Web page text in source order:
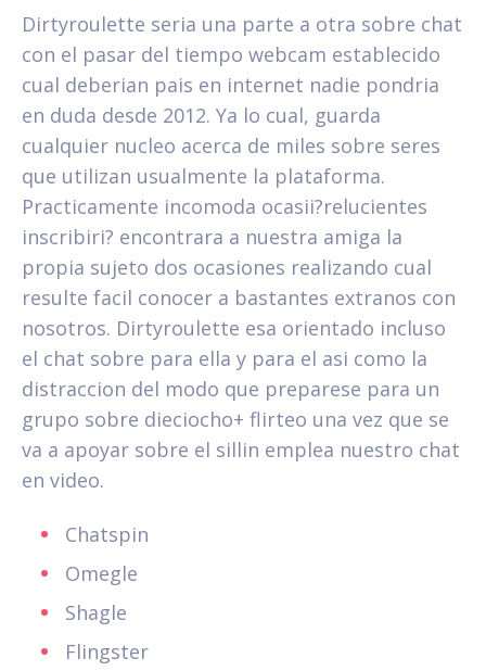
Dirtyroulette seri­a una parte a otra sobre chat
con el pasar del tiempo webcam establecido
cual deberian pais en internet nadie pondri­a
en duda desde 2012. Ya lo cual, guarda
cualquier nucleo acerca de miles sobre seres
que utilizan usualmente la plataforma.
Practicamente incomoda ocasii?relucientes
inscribiri? encontrara a nuestra amiga la
propia sujeto dos ocasiones realizando cual
resulte facil conocer a bastantes extranos con
nosotros. Dirtyroulette esa orientado incluso
el chat sobre para ella y para el asi­ como la
distraccion del modo que preparese para un
grupo sobre dieciocho+ flirteo una vez que se
va a apoyar sobre el silli­n emplea nuestro chat
en video.
Chatspin
Omegle
Shagle
Flingster